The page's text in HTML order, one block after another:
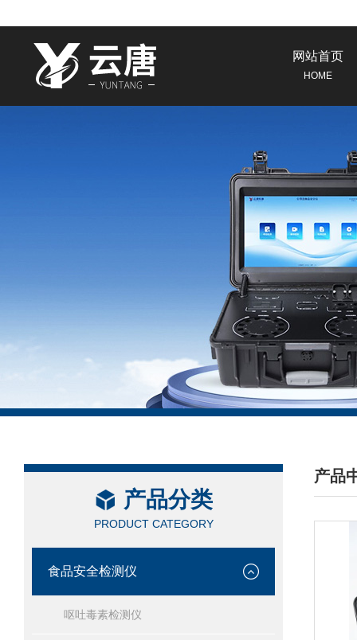
网站首页
HOME
产品分类
PRODUCT CATEGORY
食品安全检测仪
呕吐毒素检测仪
产品
/